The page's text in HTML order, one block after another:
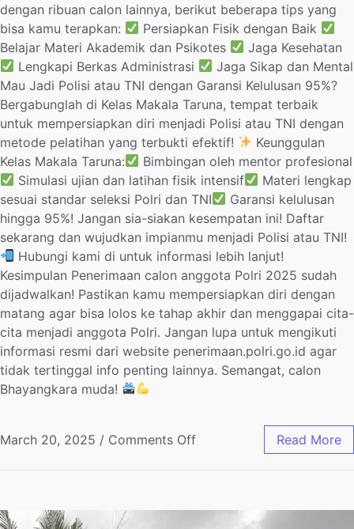
dengan ribuan calon lainnya, berikut beberapa tips yang
bisa kamu terapkan:
Persiapkan Fisik dengan Baik
Belajar Materi Akademik dan Psikotes
Jaga Kesehatan
Lengkapi Berkas Administrasi
Jaga Sikap dan Mental
Mau Jadi Polisi atau TNI dengan Garansi Kelulusan 95%?
Bergabunglah di Kelas Makala Taruna, tempat terbaik
untuk mempersiapkan diri menjadi Polisi atau TNI dengan
metode pelatihan yang terbukti efektif!
Keunggulan
Kelas Makala Taruna:
Bimbingan oleh mentor profesional
Simulasi ujian dan latihan fisik intensif
Materi lengkap
sesuai standar seleksi Polri dan TNI
Garansi kelulusan
hingga 95%! Jangan sia-siakan kesempatan ini! Daftar
sekarang dan wujudkan impianmu menjadi Polisi atau TNI!
Hubungi kami di untuk informasi lebih lanjut!
Kesimpulan Penerimaan calon anggota Polri 2025 sudah
dijadwalkan! Pastikan kamu mempersiapkan diri dengan
matang agar bisa lolos ke tahap akhir dan menggapai cita-
cita menjadi anggota Polri. Jangan lupa untuk mengikuti
informasi resmi dari website penerimaan.polri.go.id agar
tidak tertinggal info penting lainnya. Semangat, calon
Bhayangkara muda!
March 20, 2025 / Comments Off Read More